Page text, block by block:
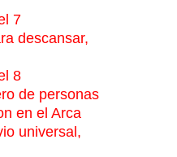
7
descansar,
8
de personas
en el Arca
universal,